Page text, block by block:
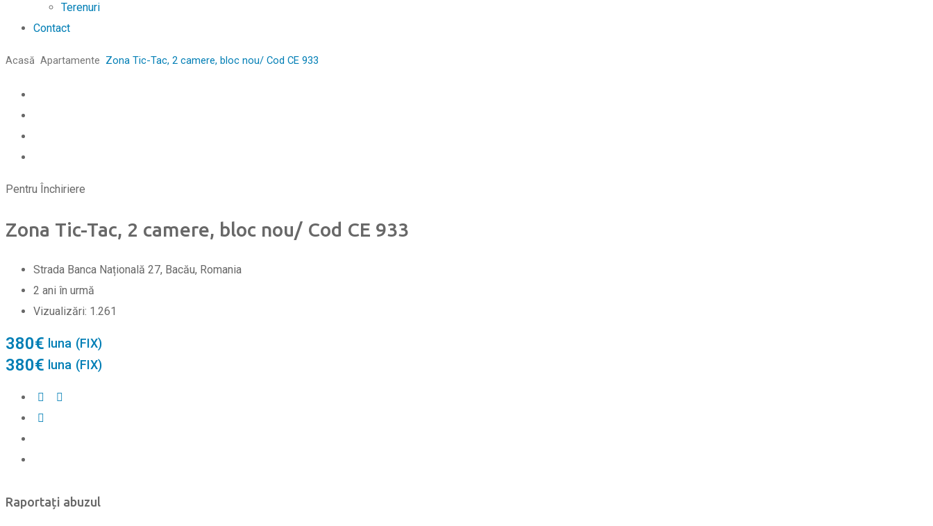
Terenuri
Contact
Acasă Apartamente Zona Tic-Tac, 2 camere, bloc nou/ Cod CE 933
Pentru Închiriere
Zona Tic-Tac, 2 camere, bloc nou/ Cod CE 933
Strada Banca Națională 27, Bacău, Romania
2 ani în urmă
Vizualizări: 1.261
380€ luna (FIX)
380€ luna (FIX)
Raportați abuzul